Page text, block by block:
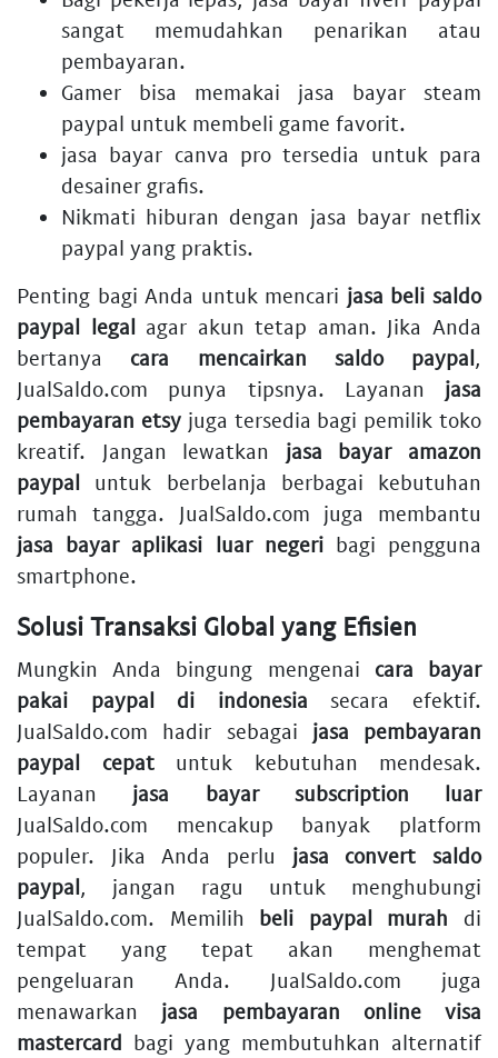
sangat memudahkan penarikan atau
pembayaran.
Gamer bisa memakai jasa bayar steam
paypal untuk membeli game favorit.
jasa bayar canva pro tersedia untuk para
desainer grafis.
Nikmati hiburan dengan jasa bayar netflix
paypal yang praktis.
Penting bagi Anda untuk mencari jasa beli saldo
paypal legalagar akun tetap aman. Jika Anda
bertanya cara mencairkan saldo paypal,
JualSaldo.com punya tipsnya. Layanan jasa
pembayaran etsyjuga tersedia bagi pemilik toko
kreatif. Jangan lewatkan jasa bayar amazon
paypal untuk berbelanja berbagai kebutuhan
rumah tangga. JualSaldo.com juga membantu
jasa bayar aplikasi luar negeribagi pengguna
smartphone.
Solusi Transaksi Global yang Efisien
Mungkin Anda bingung mengenai cara bayar
pakai paypal di indonesia secara efektif.
JualSaldo.com hadir sebagai jasa pembayaran
paypal cepatuntuk kebutuhan mendesak.
Layanan jasa bayar subscription luar
JualSaldo.com mencakup banyak platform
populer. Jika Anda perlu jasa convert saldo
paypal, jangan ragu untuk menghubungi
JualSaldo.com. Memilih beli paypal murah di
tempat yang tepat akan menghemat
pengeluaran Anda. JualSaldo.com juga
menawarkan jasa pembayaran online visa
mastercard bagi yang membutuhkan alternatif